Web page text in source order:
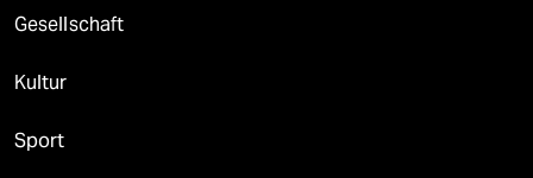
Gesellschaft
Kultur
Sport